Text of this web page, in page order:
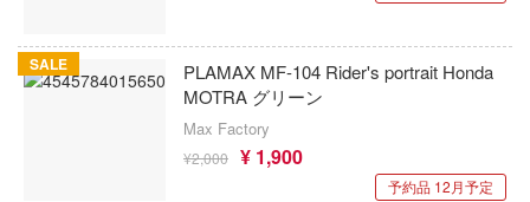
SALE
PLAMAX MF-104 Rider's portrait Honda
MOTRA グリーン
Max Factory
¥2,000 ¥ 1,900
予約品 12月予定
狼と香辛料
王様ランキング
アスナロウモデル
Astrum Design
アートスケールキット
ヒットマンREBORN!
&パンツァー